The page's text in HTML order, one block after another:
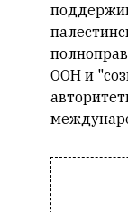
ООН и